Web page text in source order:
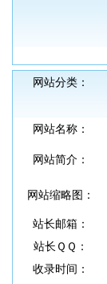
网站分类：
网站名称：
网站简介：
网站缩略图：
站长邮箱：
站长ＱＱ：
收录时间：